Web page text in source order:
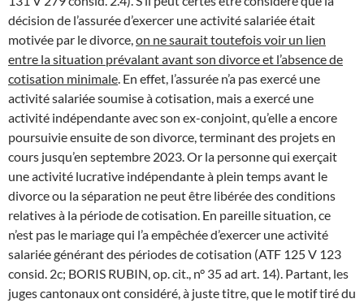
décision de l’assurée d’exercer une activité salariée était
motivée par le divorce, on ne saurait toutefois voir un lien
entre la situation prévalant avant son divorce et l’absence de
cotisation minimale . En effet, l’assurée n’a pas exercé une
activité salariée soumise à cotisation, mais a exercé une
activité indépendante avec son ex-conjoint, qu’elle a encore
poursuivie ensuite de son divorce, terminant des projets en
cours jusqu’en septembre 2023. Or la personne qui exerçait
une activité lucrative indépendante à plein temps avant le
divorce ou la séparation ne peut être libérée des conditions
relatives à la période de cotisation. En pareille situation, ce
n’est pas le mariage qui l’a empêchée d’exercer une activité
salariée générant des périodes de cotisation (ATF 125 V 123
consid. 2c; BORIS RUBIN, op. cit., n° 35 ad art. 14). Partant, les
juges cantonaux ont considéré, à juste titre, que le motif tiré du